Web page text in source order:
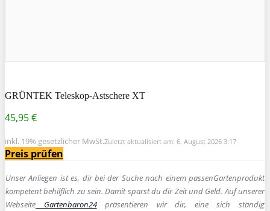
GRÜNTEK Teleskop-Astschere XT
45,95 €
inkl. 19% gesetzlicher MwSt.Zuletzt aktualisiert am: 6. August 2026 3:17
Preis prüfen
Unser Anliegen ist es, dir bei der Suche nach einem passenGartenprodukt
kompetent behilflich zu sein.Damit sparst du dir Zeit und Geld. Auf unserer
Webseite Gartenbaron24präsentieren wir dir, eine sich ständig